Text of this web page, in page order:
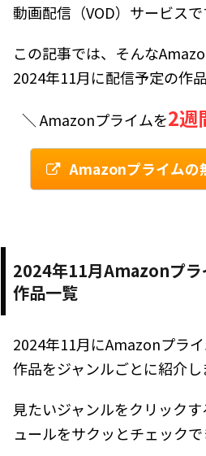
動画配信（VOD）サービスで
この記事では、そんな
2024年11月に配信予定の作
＼ Amazonプライムを2週
Amazonプライムの
2024年11月Amazonプラ
作品一覧
2024年11月にAmazonプラ
作品をジャンルごとに紹介し
見たいジャンルをクリック
ュールをサクッとチェックで